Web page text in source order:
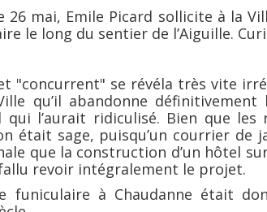
26 mai, Emile Picard sollicite à la
le long du sentier de l’Aiguille.
"concurrent" se révéla très vite
qu’il abandonne
qui l’aurait ridiculisé. Bien que les
était sage, puisqu’un courrier de
que la construction d’un hôtel
revoir intégralement le projet.
funiculaire à Chaudanne était